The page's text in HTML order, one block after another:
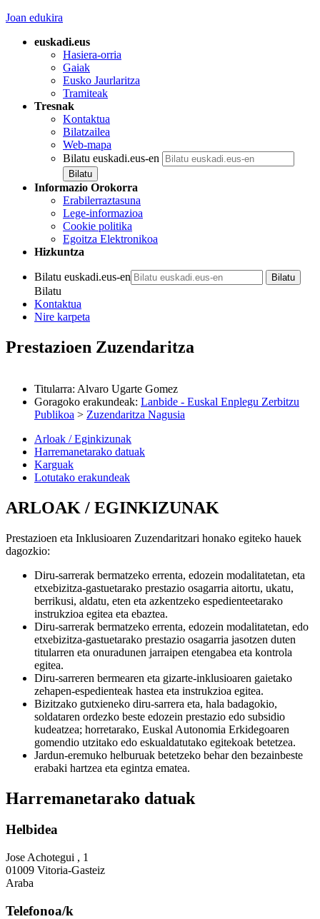
Joan edukira
euskadi.eus
Hasiera-orria
Gaiak
Eusko Jaurlaritza
Tramiteak
Tresnak
Kontaktua
Bilatzailea
Web-mapa
Bilatu euskadi.eus-en
Informazio Orokorra
Erabilerraztasuna
Lege-informazioa
Cookie politika
Egoitza Elektronikoa
Hizkuntza
Bilatu euskadi.eus-en
Bilatu
Kontaktua
Nire karpeta
Prestazioen Zuzendaritza
Titularra: Alvaro Ugarte Gomez
Goragoko erakundeak: Lanbide - Euskal Enplegu Zerbitzu
Publikoa > Zuzendaritza Nagusia
Arloak / Eginkizunak
Harremanetarako datuak
Karguak
Lotutako erakundeak
ARLOAK / EGINKIZUNAK
Prestazioen eta Inklusioaren Zuzendaritzari honako egiteko hauek
dagozkio:
Diru-sarrerak bermatzeko errenta, edozein modalitatetan, eta
etxebizitza-gastuetarako prestazio osagarria aitortu, ukatu,
berrikusi, aldatu, eten eta azkentzeko espedienteetarako
instrukzioa egitea eta ebaztea.
Diru-sarrerak bermatzeko errenta, edozein modalitatetan, edo
etxebizitza-gastuetarako prestazio osagarria jasotzen duten
titularren eta onuradunen jarraipen etengabea eta kontrola
egitea.
Diru-sarreren bermearen eta gizarte-inklusioaren gaietako
zehapen-espedienteak hastea eta instrukzioa egitea.
Bizitzako gutxieneko diru-sarrera eta, hala badagokio,
soldataren ordezko beste edozein prestazio edo subsidio
kudeatzea; horretarako, Euskal Autonomia Erkidegoaren
gomendio utzitako edo eskualdatutako egitekoak betetzea.
Jardun-eremuko helburuak betetzeko behar den bezainbeste
erabaki hartzea eta egintza ematea.
Harremanetarako datuak
Helbidea
Jose Achotegui , 1
01009 Vitoria-Gasteiz
Araba
Telefonoa/k